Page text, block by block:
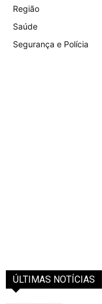
Região
Saúde
Segurança e Polícia
ÚLTIMAS NOTÍCIAS